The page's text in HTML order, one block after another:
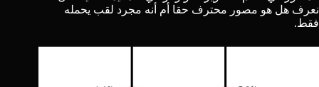
نعرف هل هو مصور محترف حقا أم أنه مجرد لقب يحمله
فقط.